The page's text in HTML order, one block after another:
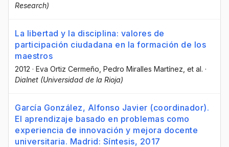
Research)
La libertad y la disciplina: valores de
participación ciudadana en la formación de los
maestros
2012 · Eva Ortiz Cermeño , Pedro Miralles Martínez , et al. ·
Dialnet (Universidad de la Rioja)
García González, Alfonso Javier (coordinador).
El aprendizaje basado en problemas como
experiencia de innovación y mejora docente
universitaria. Madrid: Síntesis, 2017